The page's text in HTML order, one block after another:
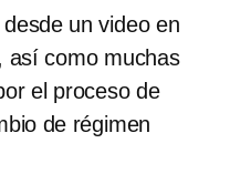
un video en
así como muchas
el proceso de
de régimen